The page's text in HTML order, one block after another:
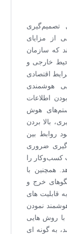
تصمیم‌گیری
از مزایای
که سازمان
خارجی و
اقتصادی
هدف نهایی هوشمندی
اطلاعات
هوش
بالا بردن
روابط بین
ضروری
را
همچنین با
خرج و
قابلیت های
ها یاری رساند [7]. در هوشمند نمودن
با روش هایی
به گونه ای